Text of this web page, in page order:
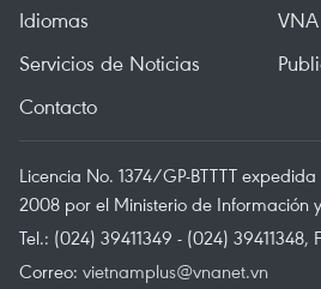
Idiomas
VNA
Servicios de Noticias
Contacto
Licencia No. 1374/GP-BTTTT
2008 por el Ministerio de Información
Tel.: (024) 39411349 - (024) 39411348,
Correo: vietnamplus@vnanet.vn